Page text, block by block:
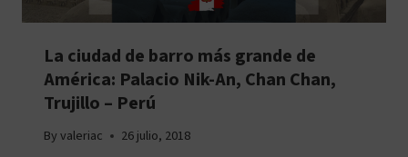
La ciudad de barro más grande de
América: Palacio Nik-An, Chan Chan,
Trujillo – Perú
Byvaleriac 26 julio, 2018